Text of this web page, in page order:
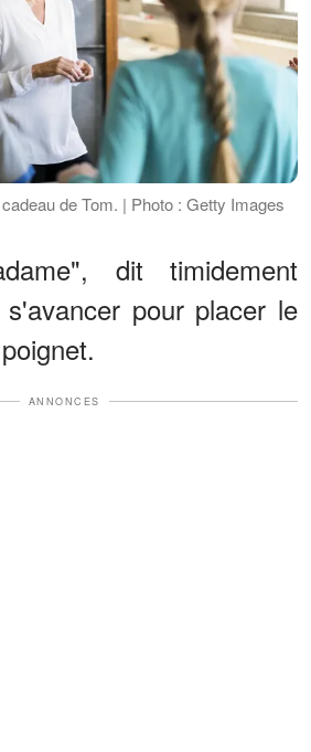
de Tom. | Photo : Getty Images
dit timidement
pour placer le
ANNONCES